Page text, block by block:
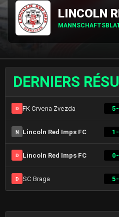
LINCOLN
DERNIERS
D FK Crvena Zvezda 5-
N Lincoln Red Imps FC
D Lincoln Red Imps FC
D SC Braga 5-